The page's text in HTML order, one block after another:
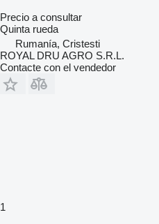
Precio a consultar
Quinta rueda
Rumanía, Cristesti
ROYAL DRU AGRO S.R.L.
Contacte con el vendedor
1